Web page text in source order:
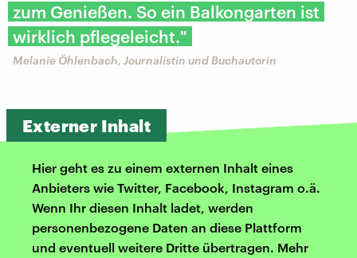
zum Genießen. So ein Balkongarten ist
wirklich pflegeleicht."
Melanie Öhlenbach, Journalistin und Buchautorin
Externer Inhalt
Hier geht es zu einem externen Inhalt eines
Anbieters wie Twitter, Facebook, Instagram o.ä.
Wenn Ihr diesen Inhalt ladet, werden
personenbezogene Daten an diese Plattform
und eventuell weitere Dritte übertragen. Mehr